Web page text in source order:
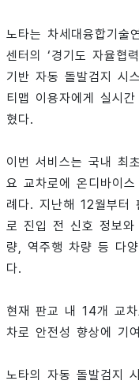
노타는 차세대융합기술
센터의 ‘경기도 자율협
기반 자동 돌발검지 시
티맵 이용자에게 실시
혔다.
이번 서비스는 국내 최
요 교차로에 온디바이
례다. 지난해 12월부터
로 진입 전 신호 정보
량, 역주행 차량 등 다
다.
현재 판교 내 14개 교
차로 안전성 향상에 기
노타의 자동 돌발검지